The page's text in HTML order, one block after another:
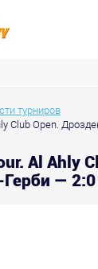
турниров
Club Open.
Al Ahly
— 2:0